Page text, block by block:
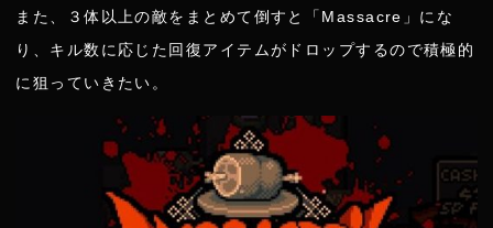
また、３体以上の敵をまとめて倒すと「Massacre」にな
り、キル数に応じた回復アイテムがドロップするので積極的
に狙っていきたい。